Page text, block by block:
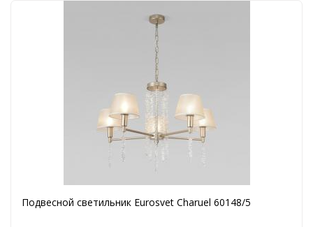
Подвесной светильник Eurosvet Charuel 60148/5